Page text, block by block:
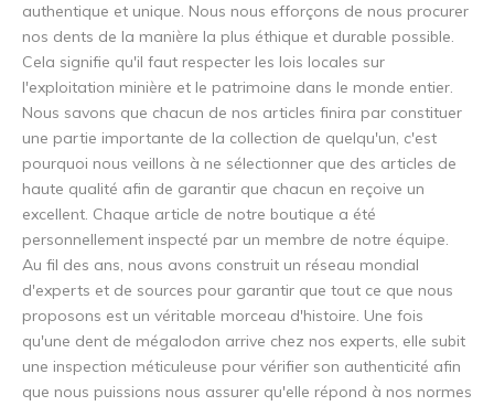
authentique et unique. Nous nous efforçons de nous procurer
nos dents de la manière la plus éthique et durable possible.
Cela signifie qu'il faut respecter les lois locales sur
l'exploitation minière et le patrimoine dans le monde entier.
Nous savons que chacun de nos articles finira par constituer
une partie importante de la collection de quelqu'un, c'est
pourquoi nous veillons à ne sélectionner que des articles de
haute qualité afin de garantir que chacun en reçoive un
excellent. Chaque article de notre boutique a été
personnellement inspecté par un membre de notre équipe.
Au fil des ans, nous avons construit un réseau mondial
d'experts et de sources pour garantir que tout ce que nous
proposons est un véritable morceau d'histoire. Une fois
qu'une dent de mégalodon arrive chez nos experts, elle subit
une inspection méticuleuse pour vérifier son authenticité afin
que nous puissions nous assurer qu'elle répond à nos normes